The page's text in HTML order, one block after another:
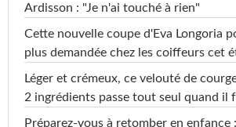
Ardisson : "Je n'ai touché à rien"
Cette nouvelle coupe d'Eva Longoria
plus demandée chez les coiffeurs cet
Léger et crémeux, ce velouté de
2 ingrédients passe tout seul quand il
Préparez-vous à retomber en enfance